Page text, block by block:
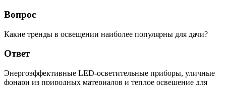
Вопрос
Какие тренды в освещении наиболее популярны для дачи?
Ответ
Энергоэффективные LED-осветительные приборы, уличные
фонари из природных материалов и теплое освещение для